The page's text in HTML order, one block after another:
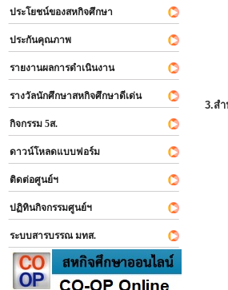
ประโยชน์ของสหกิจศึกษา
ประกันคุณภาพ
รายงานผลการดำเนินงาน
รางวัลนักศึกษาสหกิจศึกษาดีเด่น
กิจกรรม 5ส.
ดาวน์โหลดแบบฟอร์ม
ติดต่อศูนย์ฯ
ปฏิทินกิจกรรมศูนย์ฯ
ระบบสารบรรณ มทส.
3.ส